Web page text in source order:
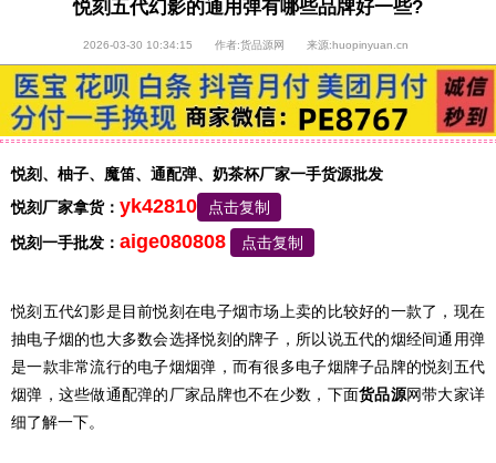
悦刻五代幻影的通用弹有哪些品牌好一些?
2026-03-30 10:34:15 作者:货品源网 来源:huopinyuan.cn
悦刻、柚子、魔笛、通配弹、奶茶杯厂家一手货源批发
悦刻厂家拿货： yk42810
点击复制
悦刻一手批发： aige080808 点击复制
悦刻五代幻影是目前悦刻在电子烟市场上卖的比较好的一款了，现在
抽电子烟的也大多数会选择悦刻的牌子，所以说五代的烟经间通用弹
是一款非常流行的电子烟烟弹，而有很多电子烟牌子品牌的悦刻五代
烟弹，这些做通配弹的厂家品牌也不在少数，下面货品源网带大家详
细了解一下。